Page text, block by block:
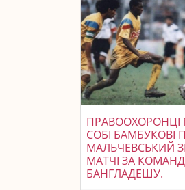
СОБІ БАМБУКОВІ
МАЛЬЧЕВСЬКИЙ
МАТЧІ ЗА
БАНГЛАДЕШУ.